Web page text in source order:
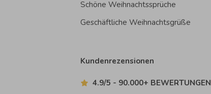
Schöne Weihnachtssprüche
Geschäftliche Weihnachtsgrüße
Kundenrezensionen
4.9/5 - 90.000+ BEWERTUNGEN